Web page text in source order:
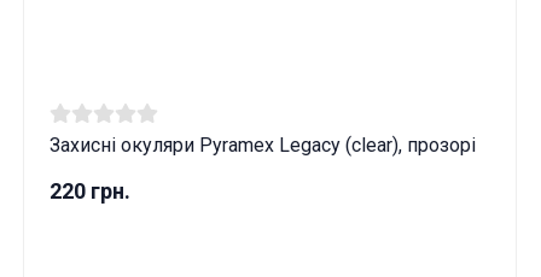
Захисні окуляри Pyramex Legacy (clear), прозорі
220 грн.